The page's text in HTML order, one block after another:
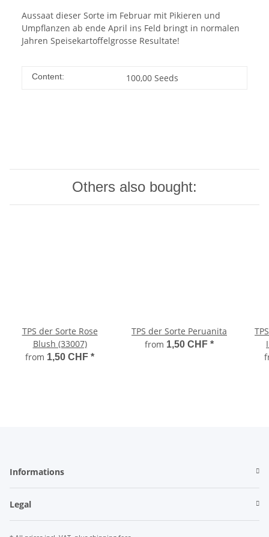
Aussaat dieser Sorte im Februar mit Pikieren und
Umpflanzen ab ende April ins Feld bringt in normalen
Jahren Speisekartoffelgrosse Resultate!
Content: 100,00 Seeds
Others also bought:
TPS der Sorte Rose
Blush (33007)
from 1,50 CHF *
TPS der Sorte Peruanita
from 1,50 CHF *
Informations
Legal